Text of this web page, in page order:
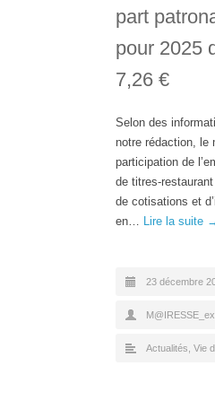
part
pour 2025
7,26 €
Selon des
notre rédaction, le
participation de
de titres-
de cotisations et
en… Lire la suite
23 décembre
Actualités Vie